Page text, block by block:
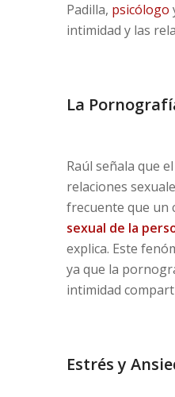
Padilla, psicólogo
intimidad y las
La
Raúl señala que
relaciones
frecuente que un
sexual de la
explica. Este
ya que la
intimidad
Estrés y